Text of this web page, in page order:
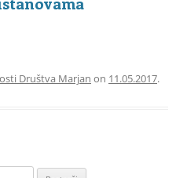
Društva Marjan on 11.05.2017.